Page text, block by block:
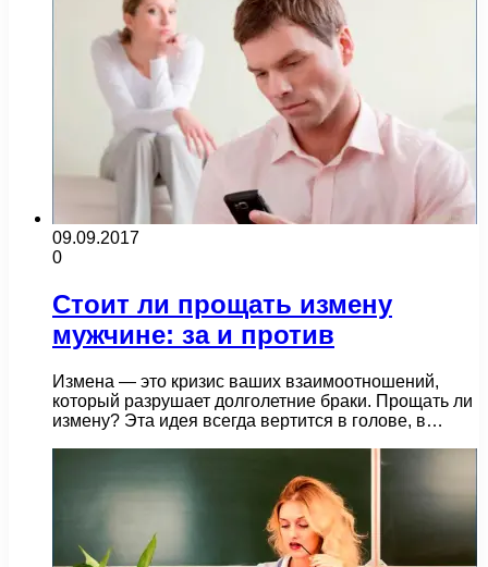
09.09.2017
0
Стоит ли прощать измену
мужчине: за и против
Измена — это кризис ваших взаимоотношений,
который разрушает долголетние браки. Прощать ли
измену? Эта идея всегда вертится в голове, в…